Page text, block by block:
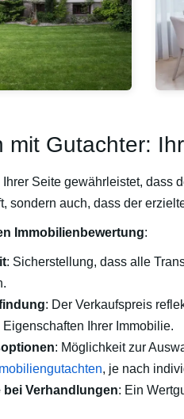
mit Gutachter:
Seite gewährleistet, dass
sondern auch, dass der
Immobilienbewertung:
: Sicherstellung, dass alle
: Der Verkaufspreis
Ihrer Immobilie.
: Möglichkeit zur
, je nach
Verhandlungen: Ein